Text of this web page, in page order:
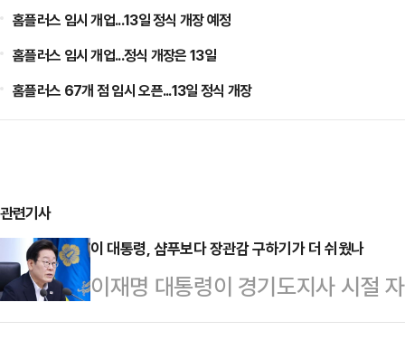
홈플러스 임시 개업...13일 정식 개장 예정
홈플러스 임시 개업...정식 개장은 13일
홈플러스 67개 점 임시 오픈...13일 정식 개장
관련기사
이 대통령, 샴푸보다 장관감 구하기가 더 쉬웠나
이재명 대통령이 경기도지사 시절
드로 구매했다고 해서 한동안 국민